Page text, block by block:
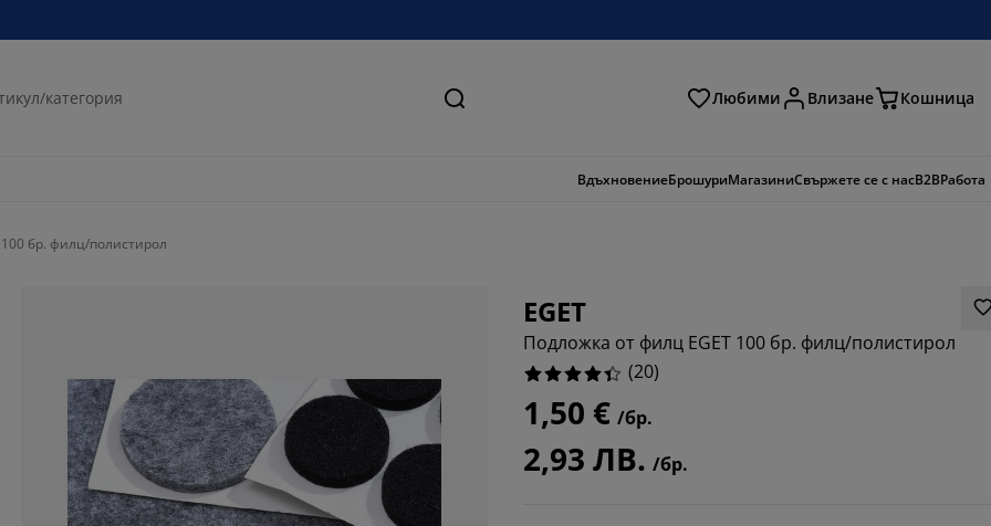
Търсене Любими Влизане Кошница
ВдъхновениеБрошуриМагазиниСвържете се с насB2BРабота
бр. филц/полистирол
EGET
Подложка от филц EGET 100 бр. филц/полистирол
(20)
1,50 € /бр.
2,93 ЛВ. /бр.
75%
10%